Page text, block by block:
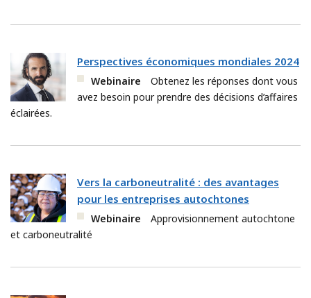
Perspectives économiques mondiales 2024
Webinaire
Obtenez les réponses dont vous
avez besoin pour prendre des décisions d’affaires
éclairées.
Vers la carboneutralité : des avantages
pour les entreprises autochtones
Webinaire
Approvisionnement autochtone
et carboneutralité